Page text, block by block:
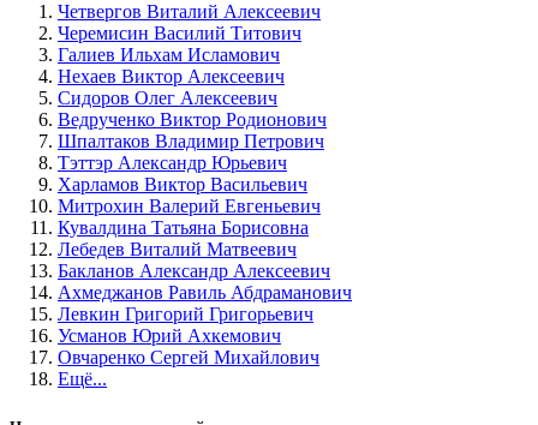
Четвергов Виталий Алексеевич
Черемисин Василий Титович
Галиев Ильхам Исламович
Нехаев Виктор Алексеевич
Сидоров Олег Алексеевич
Ведрученко Виктор Родионович
Шпалтаков Владимир Петрович
Тэттэр Александр Юрьевич
Харламов Виктор Васильевич
Митрохин Валерий Евгеньевич
Кувалдина Татьяна Борисовна
Лебедев Виталий Матвеевич
Бакланов Александр Алексеевич
Ахмеджанов Равиль Абдраманович
Левкин Григорий Григорьевич
Усманов Юрий Ахкемович
Овчаренко Сергей Михайлович
Ещё...